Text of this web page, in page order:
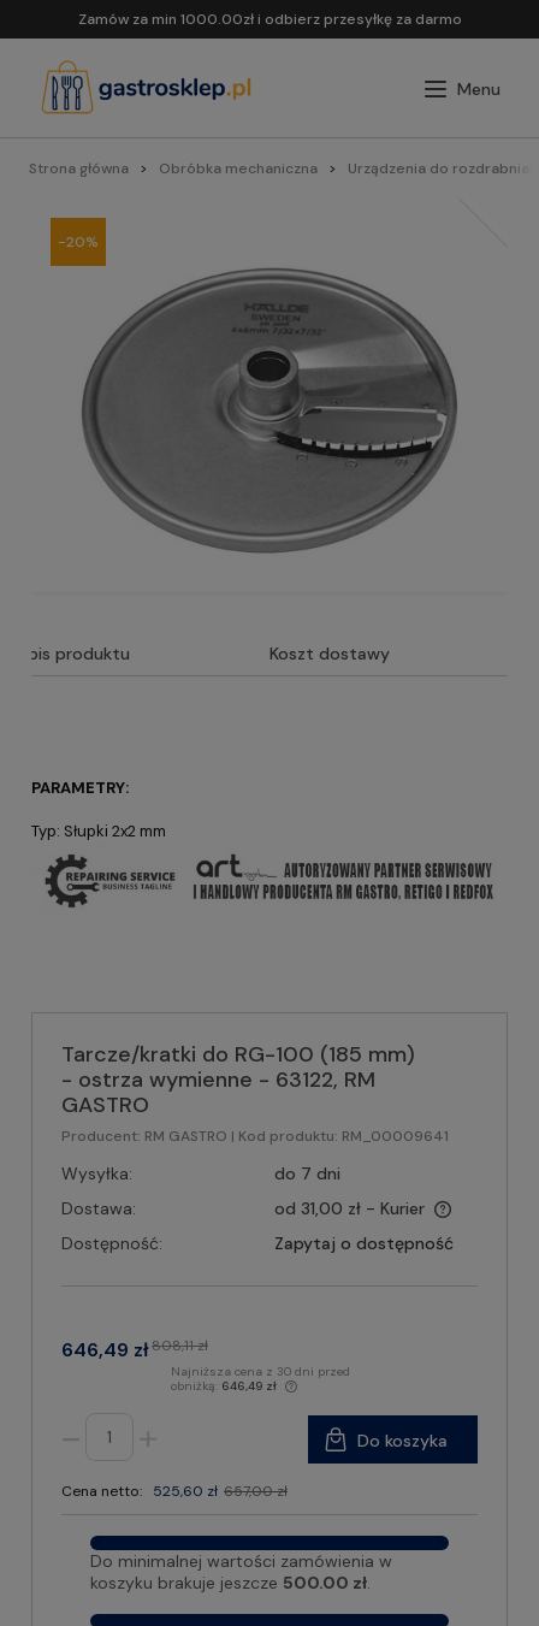
Zamów za min 1000.00zł i odbierz przesyłkę za darmo
Strona główna Obróbka mechaniczna Urządzenia do
-20%
Opis produktu Koszt dostawy
PARAMETRY:
Typ: Słupki 2x2 mm
Tarcze/kratki do RG-100 (185 mm)
- ostrza wymienne - 63122, RM
GASTRO
Producent: RM GASTRO | Kod produktu: RM_00009641
Wysyłka:
do 7 dni
Dostawa:
od 31,00 zł - Kurier
Dostępność:
Zapytaj o dostępność
646,49 zł808,11 zł
Najniższa cena z 30 dni przed
obniżką: 646,49 zł
Cena netto: 525,60 zł 657,00 zł
Do koszyka
Do minimalnej wartości zamówienia w
koszyku brakuje jeszcze 500.00 zł.